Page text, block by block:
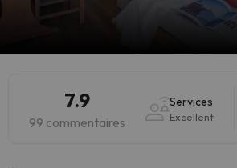
7.9
99 commentaires
Services
Excellent